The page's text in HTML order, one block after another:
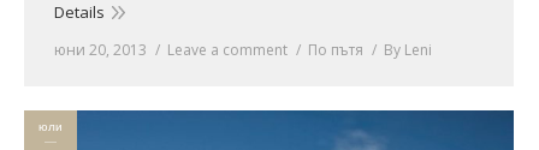
Details
юни 20, 2013 Leave a comment По пътя By Leni
юли